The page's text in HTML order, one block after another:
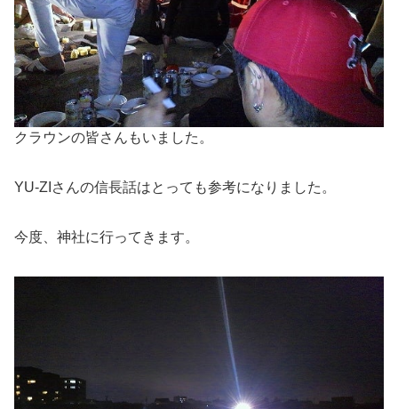
クラウンの皆さんもいました。
YU-ZIさんの信長話はとっても参考になりました。
今度、神社に行ってきます。